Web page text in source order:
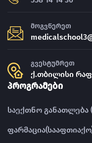
მოგვწერეთ
გვესტუმრეთ
ქ.თბილისი
პროგრამები
საექთნო განათლება